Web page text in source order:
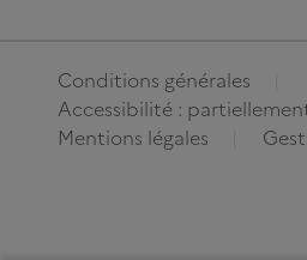
Conditions générales
Accessibilité :
Mentions légales